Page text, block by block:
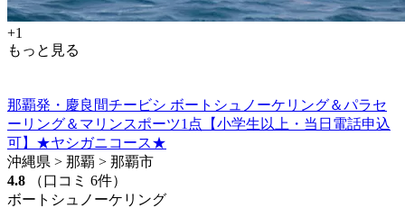
+1
もっと見る
那覇発・慶良間チービシ ボートシュノーケリング＆パラセ
ーリング＆マリンスポーツ1点【小学生以上・当日電話申込
可】★ヤシガニコース★
沖縄県 > 那覇 > 那覇市
4.8
（口コミ 6件）
ボートシュノーケリング